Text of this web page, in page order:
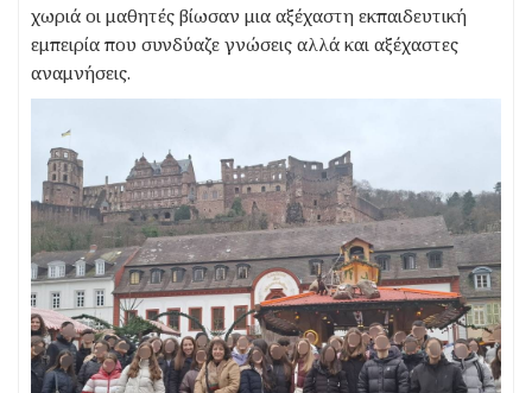
χωριά οι μαθητές βίωσαν μια αξέχαστη εκπαιδευτική
εμπειρία που συνδύαζε γνώσεις αλλά και αξέχαστες
αναμνήσεις.